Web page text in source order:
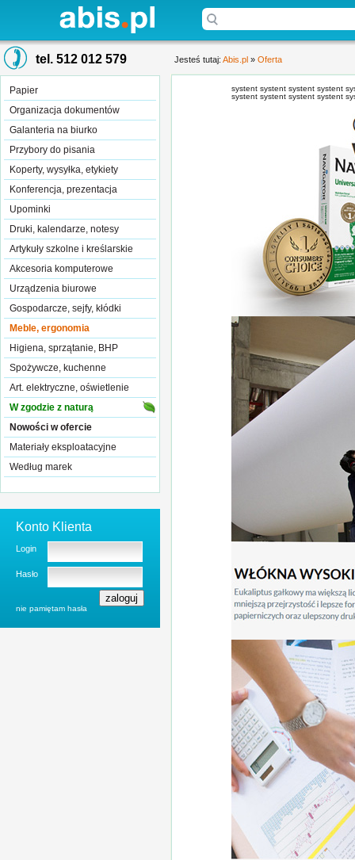
tel. 512 012 579
Papier
Organizacja dokumentów
Galanteria na biurko
Przybory do pisania
Koperty, wysyłka, etykiety
Konferencja, prezentacja
Upominki
Druki, kalendarze, notesy
Artykuły szkolne i kreślarskie
Akcesoria komputerowe
Urządzenia biurowe
Gospodarcze, sejfy, kłódki
Meble, ergonomia
Higiena, sprzątanie, BHP
Spożywcze, kuchenne
Art. elektryczne, oświetlenie
W zgodzie z naturą
Nowości w ofercie
Materiały eksploatacyjne
Według marek
Konto Klienta
Login
Hasło
nie pamiętam hasła
Jesteś tutaj: Abis.pl » Oferta
systent systent